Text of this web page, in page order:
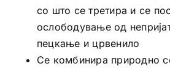
со што се третира и се
ослободување од
пецкање и црвенило
Се комбинира природно